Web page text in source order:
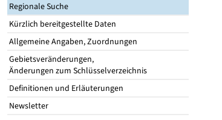
Regionale Suche
Kürzlich bereitgestellte Daten
Allgemeine Angaben, Zuordnungen
Gebietsveränderungen,
Änderungen zum Schlüsselverzeichnis
Definitionen und Erläuterungen
Newsletter